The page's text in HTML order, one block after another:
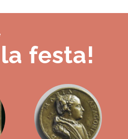
festa!